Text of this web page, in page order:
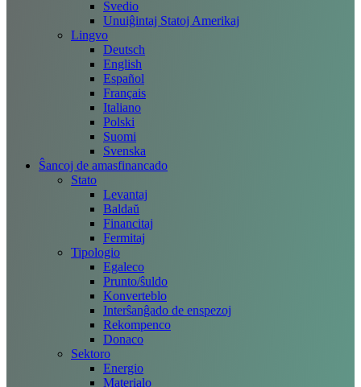
Svedio
Unuiĝintaj Statoj Amerikaj
Lingvo
Deutsch
English
Español
Français
Italiano
Polski
Suomi
Svenska
Ŝancoj de amasfinancado
Stato
Levantaj
Baldaŭ
Financitaj
Fermitaj
Tipologio
Egaleco
Prunto/ŝuldo
Konverteblo
Interŝanĝado de enspezoj
Rekompenco
Donaco
Sektoro
Energio
Materialo